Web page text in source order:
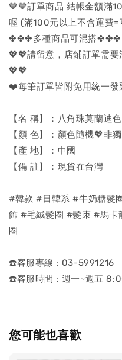
💙💙訂單商品 結帳金額滿
喔 (滿100元以上不含運費=
✤✤✤多種商品可混搭✤✤✤
💖💖請留意，店鋪訂單需
💖💖
❤️每筆訂單皆附免用統一
【名 稱】：八角珠莫蘭迪
【顏 色】：顏色隨機💖非
【產 地】：中國
【備 註】：現貨在台灣
#韓款 #日韓系 #牛奶糖髮
飾 #毛絨髮圈 #髮束 #馬卡
圈
☎️客服專線 : 03-5991216
☎️客服時間 : 週一~週五
您可能也喜歡